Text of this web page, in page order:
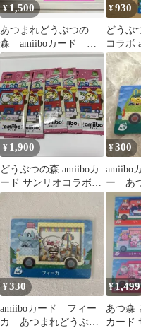
¥ 1,500
あつまれどうぶつの
森 amiiboカード サ
ンリオ コンプリー
ト・シールセット
¥930
どうぶ
コラボ
枚セッ
¥ 1,900
どうぶつの森 amiiboカ
ード サンリオコラボ
5パック
¥300
amiibo
ー あ
の森
クター
¥330
amiiboカード フィー
カ あつまれどうぶつ
¥1,499
あつ森
カード